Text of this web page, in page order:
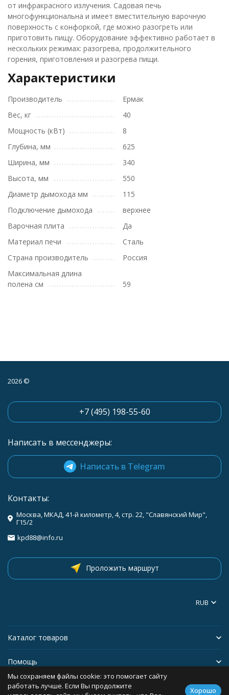
от инфракрасного излучения. Садовая печь
многофункциональна и имеет вместительную варочную
поверхность с конфоркой, где можно разогреть или
приготовить пищу. Оборудование эффективно работает в
нескольких режимах: разогрева, продолжительного
горения, приготовления и разогрева пищи.
Характеристики
Производитель
Ермак
Вес, кг
40
Мощность (кВт)
8
Глубина, мм
625
Ширина, мм
340
Высота, мм
550
Диаметр дымохода мм
115
Подключение дымохода
верхнее
Варочная плита
Да
Материал печи
Сталь
Страна производитель
Россия
Максимальная длина
полена см
59
2026 ©
+7 (495) 198-55-60
Написать в мессенджеры:
Написать в Telegram
Контакты:
Москва, МКАД, 41-й километр, 4, стр. 22, "Славянский Мир",
Г15/2
kpd88@info.ru
Проложить маршрут
RUB
Каталог товаров
Помощь
Информация
Мы сохраняем файлы cookie: это помогает сайту
работать лучше. Если Вы продолжите
Хорошо